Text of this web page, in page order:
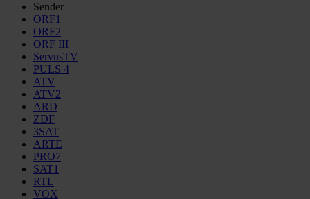
Sender
ORF1
ORF2
ORF III
ServusTV
PULS 4
ATV
ATV2
ARD
ZDF
3SAT
ARTE
PRO7
SAT1
RTL
VOX